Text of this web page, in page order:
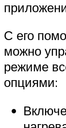
С его
можно
режиме
опциями: